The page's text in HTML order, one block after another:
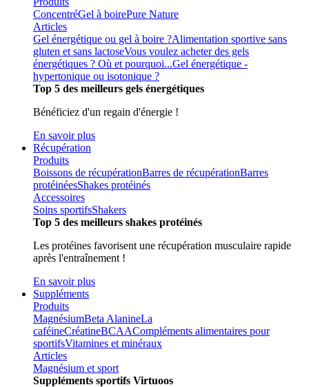
ConcentréGel à boirePure Nature
Articles
Gel énergétique ou gel à boire ?Alimentation sportive sans
gluten et sans lactoseVous voulez acheter des gels
énergétiques ? Où et pourquoi...Gel énergétique -
hypertonique ou isotonique ?
Top 5 des meilleurs gels énergétiques
Bénéficiez d'un regain d'énergie !
En savoir plus
Récupération
Produits
Boissons de récupérationBarres de récupérationBarres
protéinéesShakes protéinés
Accessoires
Soins sportifsShakers
Top 5 des meilleurs shakes protéinés
Les protéines favorisent une récupération musculaire rapide
après l'entraînement !
En savoir plus
Suppléments
Produits
MagnésiumBeta AlanineLa
caféineCréatineBCAACompléments alimentaires pour
sportifsVitamines et minéraux
Articles
Magnésium et sport
Suppléments sportifs Virtuoos